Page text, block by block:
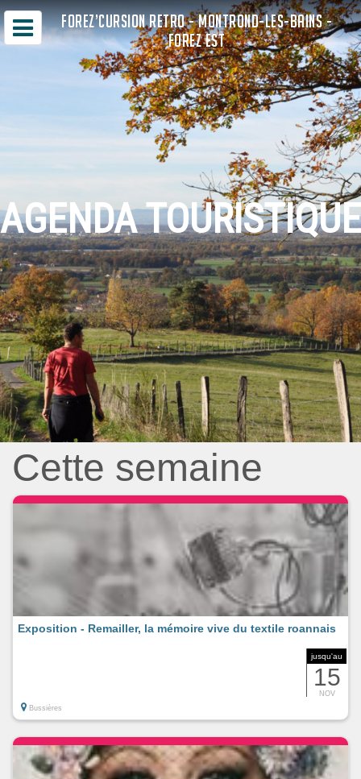
FOREZ’CURSION RETRO - MONTROND-LES-BAINS -
FOREZ EST
AGENDA TOURISTIQUE
Cette semaine
jusqu'au
15
NOV
Exposition - Remailler, la mémoire vive du textile roannais
Bussières